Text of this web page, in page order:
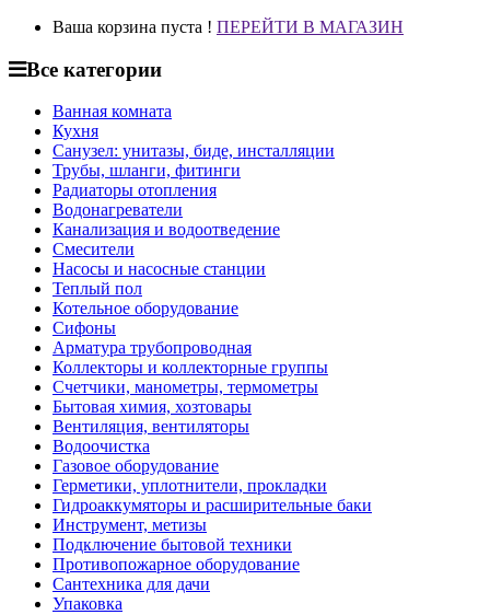
Ваша корзина пуста ! ПЕРЕЙТИ В МАГАЗИН
Все категории
Ванная комната
Кухня
Санузел: унитазы, биде, инсталляции
Трубы, шланги, фитинги
Радиаторы отопления
Водонагреватели
Канализация и водоотведение
Смесители
Насосы и насосные станции
Теплый пол
Котельное оборудование
Сифоны
Арматура трубопроводная
Коллекторы и коллекторные группы
Счетчики, манометры, термометры
Бытовая химия, хозтовары
Вентиляция, вентиляторы
Водоочистка
Газовое оборудование
Герметики, уплотнители, прокладки
Гидроаккумяторы и расширительные баки
Инструмент, метизы
Подключение бытовой техники
Противопожарное оборудование
Сантехника для дачи
Упаковка